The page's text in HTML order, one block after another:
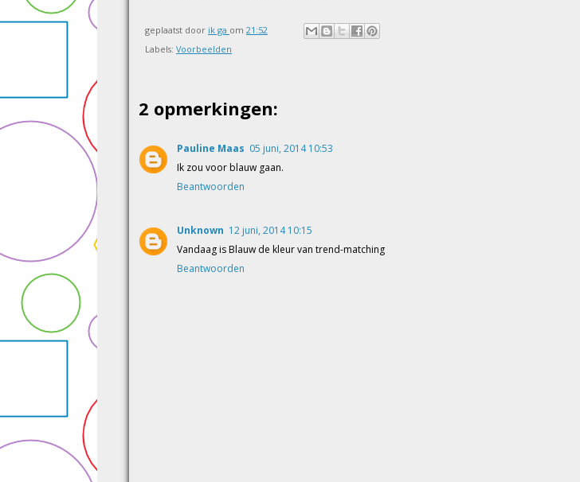
geplaatst door ik ga om 21:52
Labels: Voorbeelden
2 opmerkingen:
Pauline Maas 05 juni, 2014 10:53
Ik zou voor blauw gaan.
Beantwoorden
Unknown 12 juni, 2014 10:15
Vandaag is Blauw de kleur van trend-matching
Beantwoorden